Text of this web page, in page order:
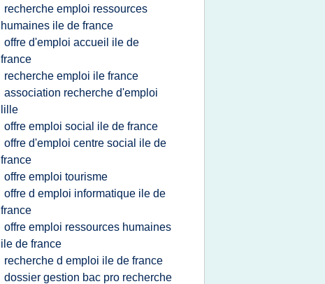
recherche emploi ressources
humaines ile de france
offre d'emploi accueil ile de
france
recherche emploi ile france
association recherche d'emploi
lille
offre emploi social ile de france
offre d'emploi centre social ile de
france
offre emploi tourisme
offre d emploi informatique ile de
france
offre emploi ressources humaines
ile de france
recherche d emploi ile de france
dossier gestion bac pro recherche